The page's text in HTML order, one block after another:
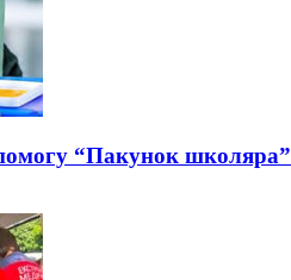
“Пакунок школяра”